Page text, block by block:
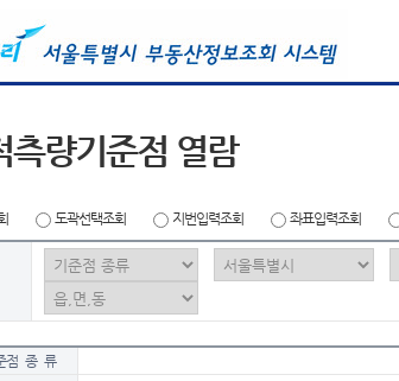
측량기준점 열람
도곽선택조회 지번입력조회 좌표입력조회
점 종 류